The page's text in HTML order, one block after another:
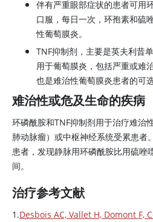
伴有严重眼部症状的患者可用
口服，每日一次，环孢素和硫
性葡萄膜炎。
TNF抑制剂，主要是英夫利昔
用于葡萄膜炎，包括严重或难
也是难治性葡萄膜炎患者的可
难治性或危及生命的疾病
环磷酰胺和TNF抑制剂用于治疗难治
肺动脉瘤）或中枢神经系统受累患者
患者，发现静脉用环磷酰胺比用硫唑
间。
治疗参考文献
1.Desbois AC, Vallet H, Domont F,